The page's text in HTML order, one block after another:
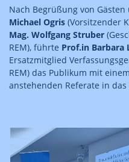
Nach Begrüßung von
Michael Ogris (Vorsitzender
Mag. Wolfgang Struber
REM), führte Prof.in Barbara
Ersatzmitglied
REM) das Publikum mit
anstehenden Referate in